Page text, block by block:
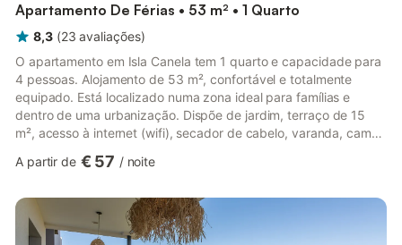
Apartamento De Férias • 53 m² • 1 Quarto
8,3 (23 avaliações)
O apartamento em Isla Canela tem 1 quarto e capacidade para
4 pessoas. Alojamento de 53 m², confortável e totalmente
equipado. Está localizado numa zona ideal para famílias e
dentro de uma urbanização. Dispõe de jardim, terraço de 15
m², acesso à internet (wifi), secador de cabelo, varanda, campo
alojamento, piscina comunitária + infantil, estacionamento
independente, de indução, está equipada com frigorífico,
micro-ondas, forno, congelador, máquina de lavar roupa,
louça/talheres, utens...
A partir de € 57 / noite